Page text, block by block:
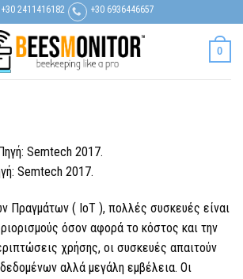
+30 2411416182 +30 6936446657
0
Semtech 2017.
Πραγμάτων ( IoT ), πολλές συσκευές είναι
όσον αφορά το κόστος και την
χρήσης, οι συσκευές απαιτούν
αλλά μεγάλη εμβέλεια. Οι